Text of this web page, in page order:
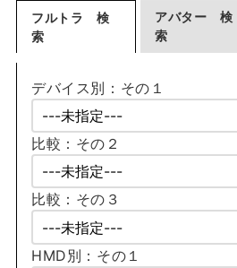
フルトラ 検
索
アバター 検
索
デバイス別：その１
比較：その２
比較：その３
HMD別：その１